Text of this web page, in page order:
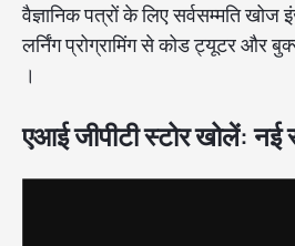
वैज्ञानिक पत्रों के लिए सर्वसम्मति
लर्निंग प्रोग्रामिंग से कोड ट्यूटर और
।
एआई जीपीटी स्टोर खोलें: नई